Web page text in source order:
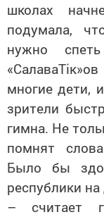
школах
подумала,
нужно
многие дети,
зрители
гимна. Не
помнят
Было бы
республики на
–
считает